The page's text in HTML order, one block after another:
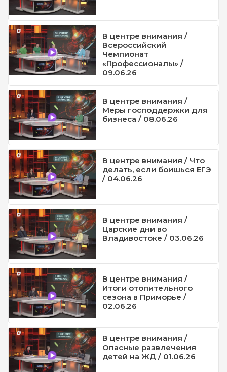
В центре внимания /
Всероссийский
Чемпионат
«Профессионалы» /
09.06.26
В центре внимания /
Меры господдержки для
бизнеса / 08.06.26
В центре внимания / Что
делать, если боишься ЕГЭ
/ 04.06.26
В центре внимания /
Царские дни во
Владивостоке / 03.06.26
В центре внимания /
Итоги отопительного
сезона в Приморье /
02.06.26
В центре внимания /
Опасные развлечения
детей на ЖД / 01.06.26